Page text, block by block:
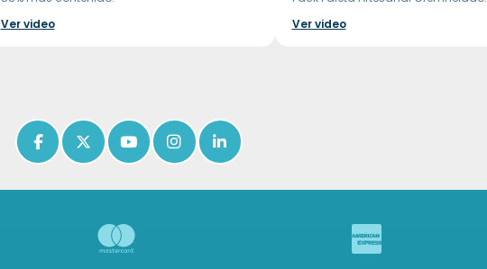
Ver video
Ver video
Icon of facebook-f
Icon of x-twitter
Icon of youtube
Icon of instagram
Icon of linkedin-in